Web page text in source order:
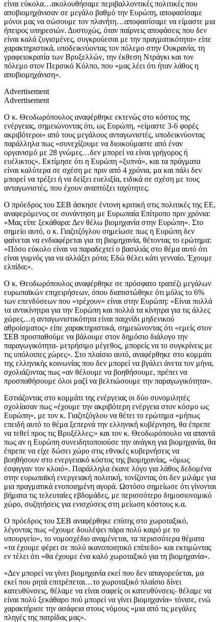
είναι εύκολα…ακολουθήσαμε περιβαλλοντικές πολιτικές που
αποβιομηχάνισαν σε μεγάλο βαθμό την Ευρώπη, αποφασίσαμε
μόνοι μας να σώσουμε τον πλανήτη…αποφασίσαμε να είμαστε μια
ήπειρος υπηρεσιών. Δυστυχώς, όταν παίρνεις αποφάσεις που δεν
είναι καλά ζυγισμένες, συγκρούεσαι με την πραγματικότητα» είπε
χαρακτηριστικά, υποδεικνύοντας τον πόλεμο στην Ουκρανία, τη
γραφειοκρατία των Βρυξελλών, την έκθεση Ντράγκι και τον
πόλεμο στον Περσικό Κόλπο, που «μας λέει ότι ήταν λάθος η
αποβιομηχάνιση».
Advertisement
Advertisement
Ο κ. Θεοδωρόπουλος αναφέρθηκε εκτενώς στο κόστος της
ενέργειας, σημειώνοντας ότι, ως Ευρώπη, «είμαστε 3-6 φορές
ακριβότεροι» από τους μεγάλους ανταγωνιστές, υποδεικνύοντας
παράλληλα πως «συνεχίζουμε να διοικούμαστε από έναν
οργανισμό με 28 γνώμες…δεν μπορεί να είναι γρήγορος ή
ευέλικτος». Εκτίμησε ότι η Ευρώπη «ξυπνά», και τα πράγματα
είναι καλύτερα σε σχέση με πριν από 4 χρόνια, μα και πάλι δεν
μπορεί να τρέξει ή να δείξει ευελιξία, ειδικά σε σχέση με τους
ανταγωνιστές, που έχουν αναπτύξει ταχύτητες.
Ο πρόεδρος του ΣΕΒ άσκησε έντονη κριτική στις πολιτικές της ΕΕ,
αναφερόμενος σε συνάντηση με Ευρωπαία Επίτροπο πριν χρόνια:
«Μας είπε ξεκάθαρα: Δεν θέλω βιομηχανία στην Ευρώπη». Στο
σημείο αυτό, ο κ. Γιαζιτζόγλου σημείωσε πως η Ευρώπη δεν
φαίνεται να ενδιαφέρεται για τη βιομηχανία, θέτοντας το ερώτημα:
«Πόσο εύκολο είναι να παραδεχτεί ο βασιλιάς στο θέμα αυτό ότι
είναι γυμνός για να αλλάξει ρότα; Εδώ θέλει κάτι γενναίο. Έχουμε
ελπίδα;».
Ο κ. Θεοδωρόπουλος αναφέρθηκε σε πρόσφατο τραπέζι μεγάλων
ευρωπαϊκών επιχειρήσεων, όπου διαπιστώθηκε ότι μόλις το 6%
των επενδύσεων που «τρέχουν» είναι στην Ευρώπη: «Είναι πολλά
τα αντικίνητρα για την Ευρώπη και πολλά τα κίνητρα για τις άλλες
χώρες…η ανταγωνιστικότητα είναι παιχνίδι μηδενικού
αθροίσματος» είπε χαρακτηριστικά, σημειώνοντας ότι «εμείς στον
ΣΕΒ προσπαθούμε να βάλουμε στον δημόσιο διάλογο την
παραγωγικότητα- μετρήσιμο μέγεθος, μπορείς να το συγκρίνεις με
τις υπόλοιπες χώρες». Στο πλαίσιο αυτό, αναφέρθηκε στο κομμάτι
της ελληνικής κοινωνίας που δεν μπορεί να βγάλει άνετα τον μήνα,
σχολιάζοντας πως «αν θέλουμε να βοηθήσουμε, πρέπει να
προσπαθήσουμε όλοι μαζί να βελτιώσουμε την παραγωγικότητα».
Εστιάζοντας στο κομμάτι της ενέργειας οι δύο συνομιλητές
σχολίασαν πως «έχουμε την ακριβότερη ενέργεια στον κόσμο ως
Ευρώπη», με τον κ. Γιαζιτζόγλου να θέτει το ερώτημα «μήπως
επειδή αυτό το θέμα ξεπερνά την ελληνική κυβέρνηση, θα έπρεπε
να τεθεί προς τις Βρυξέλλες;» και τον κ. Θεοδωρόπουλο να απαντά
πως αν η Ευρώπη συνειδητοποιούσε την ανάγκη για βιομηχανία, θα
έπρεπε να είχε δώσει χώρο στις εθνικές κυβερνήσεις να
βοηθήσουν στο ενεργειακό κόστος της βιομηχανίας, «όμως
έσφιγγαν τον κλοιό». Παράλληλα έκανε λόγο για λάθος δεδομένα
στην ευρωπαϊκή ενεργειακή πολιτική, τονίζοντας ότι δεν μιλάμε για
μια πραγματικά ενοποιημένη αγορά. Ωστόσο σημείωσε ότι γίνονται
βήματα τις τελευταίες εβδομάδες, με περισσότερο δημοσιονομικό
χώρο, συζητήσεις για ενισχύσεις στη μείωση κόστους κ.α.
Ο πρόεδρος του ΣΕΒ αναφέρθηκε επίσης στο χωροταξικό,
λέγοντας πως «έχουμε δουλέψει πάρα πολύ καιρό με το
υπουργείο», το νομοσχέδιο αναμένεται, τα περισσότερα θέματα
«τα έχουμε φέρει σε πολύ ικανοποιητικό επίπεδο» και εκτιμώντας
εν τέλει ότι «θα έχουμε ένα καλό χωροταξικό για τη βιομηχανία».
«Δεν μπορεί να γίνει βιομηχανία εκεί που δεν απαγορεύεται, μα
εκεί που ρητά επιτρέπεται…το χωροταξικό πλαίσιο δίνει
κατευθύνσεις, θέλαμε να είναι σαφείς οι κατευθύνσεις- θέλαμε να
είναι πολύ ξεκάθαρο πού μπορεί να γίνει βιομηχανία» τόνισε, ενώ
χαρακτήρισε την ασάφεια στους νόμους «μια από τις μεγάλες
πληγές της πατρίδας μας».